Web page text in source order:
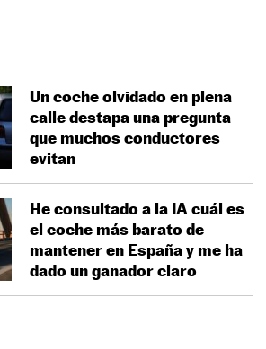
Un coche olvidado en plena
calle destapa una pregunta
que muchos conductores
evitan
He consultado a la IA cuál es
el coche más barato de
mantener en España y me ha
dado un ganador claro